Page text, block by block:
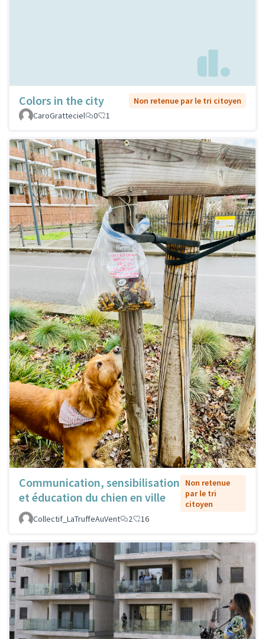
Colors in the city
Non retenue par le tri citoyen
CaroGratteciel
0 1
Communication, sensibilisation
et éducation du chien en ville
Non retenue
par le tri
citoyen
Collectif_LaTruffeAuVent
2 16